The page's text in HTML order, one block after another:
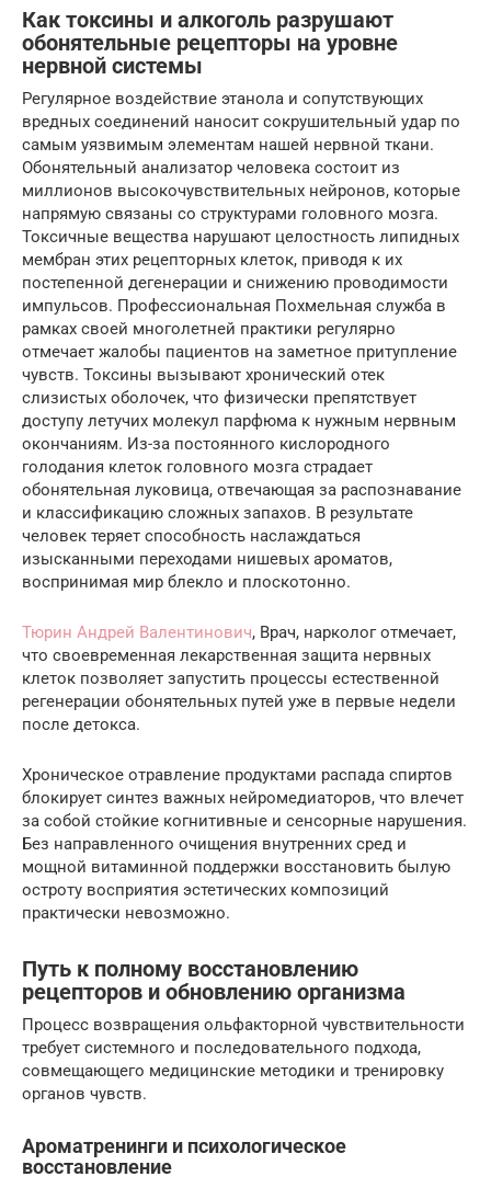
Как токсины и алкоголь разрушают
обонятельные рецепторы на уровне
нервной системы
Регулярное воздействие этанола и сопутствующих
вредных соединений наносит сокрушительный удар по
самым уязвимым элементам нашей нервной ткани.
Обонятельный анализатор человека состоит из
миллионов высокочувствительных нейронов, которые
напрямую связаны со структурами головного мозга.
Токсичные вещества нарушают целостность липидных
мембран этих рецепторных клеток, приводя к их
постепенной дегенерации и снижению проводимости
импульсов. Профессиональная Похмельная служба в
рамках своей многолетней практики регулярно
отмечает жалобы пациентов на заметное притупление
чувств. Токсины вызывают хронический отек
слизистых оболочек, что физически препятствует
доступу летучих молекул парфюма к нужным нервным
окончаниям. Из-за постоянного кислородного
голодания клеток головного мозга страдает
обонятельная луковица, отвечающая за распознавание
и классификацию сложных запахов. В результате
человек теряет способность наслаждаться
изысканными переходами нишевых ароматов,
воспринимая мир блекло и плоскотонно.
Тюрин Андрей Валентинович, Врач, нарколог отмечает,
что своевременная лекарственная защита нервных
клеток позволяет запустить процессы естественной
регенерации обонятельных путей уже в первые недели
после детокса.
Хроническое отравление продуктами распада спиртов
блокирует синтез важных нейромедиаторов, что влечет
за собой стойкие когнитивные и сенсорные нарушения.
Без направленного очищения внутренних сред и
мощной витаминной поддержки восстановить былую
остроту восприятия эстетических композиций
практически невозможно.
Путь к полному восстановлению
рецепторов и обновлению организма
Процесс возвращения ольфакторной чувствительности
требует системного и последовательного подхода,
совмещающего медицинские методики и тренировку
органов чувств.
Ароматренинги и психологическое
восстановление